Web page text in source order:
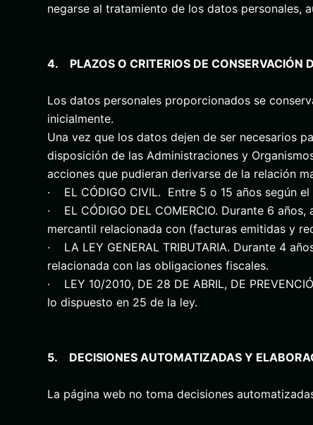
negarse al tratamiento de los datos personales,
4. PLAZOS O CRITERIOS DE CONSERVACIÓN
Los datos personales proporcionados se
inicialmente.
Una vez que los datos dejen de ser necesarios
disposición de las Administraciones y
acciones que pudieran derivarse de la relación
· EL CÓDIGO CIVIL. Entre 5 o 15 años según
· EL CÓDIGO DEL COMERCIO. Durante 6
mercantil relacionada con (facturas emitidas y
· LA LEY GENERAL TRIBUTARIA. Durante 4
relacionada con las obligaciones fiscales.
· LEY 10/2010, DE 28 DE ABRIL, DE
lo dispuesto en 25 de la ley.
5. DECISIONES AUTOMATIZADAS Y
La página web no toma decisiones